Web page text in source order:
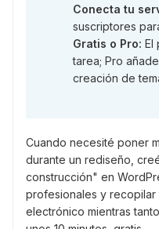
Conecta tu
suscriptores
Gratis o Pro: El
tarea; Pro
creación de
Cuando necesité poner
durante un rediseño,
construcción" en
profesionales y
electrónico mientras